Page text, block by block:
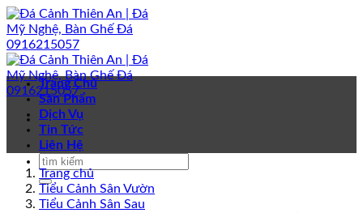
Bỏ
qua
nội
dung
Trang Chủ
Sản Phẩm
Dịch Vụ
Tin Tức
Liên Hệ
Trang chủ
Tiểu Cảnh Sân Vườn
Tiểu Cảnh Sân Sau